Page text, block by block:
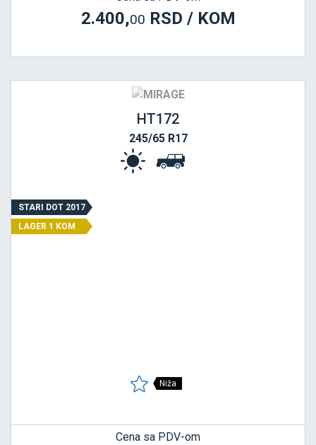
2.400,00 RSD / KOM
HT172
245/65 R17
STARI DOT 2017
LAGER 1 KOM
Niža
Cena sa PDV-om